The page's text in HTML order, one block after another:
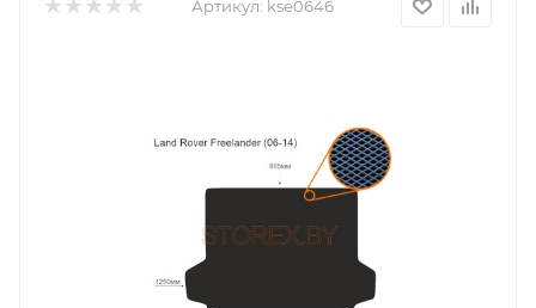
Артикул: kse0646